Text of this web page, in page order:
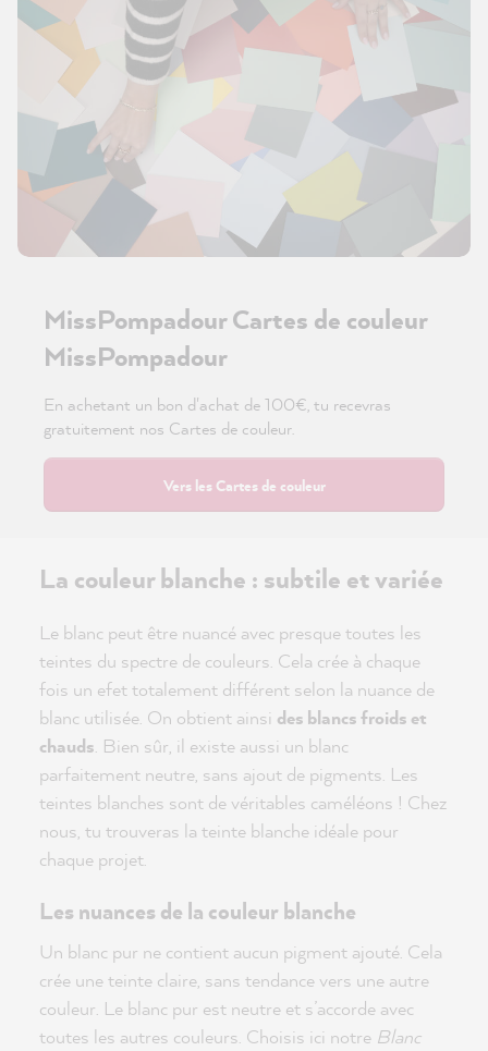
MissPompadour Cartes de couleur
MissPompadour
En achetant un bon d'achat de 100€, tu recevras
gratuitement nos Cartes de couleur.
Vers les Cartes de couleur
La couleur blanche : subtile et variée
Le blanc peut être nuancé avec presque toutes les
teintes du spectre de couleurs. Cela crée à chaque
fois un efet totalement différent selon la nuance de
blanc utilisée. On obtient ainsi des blancs froids et
chauds. Bien sûr, il existe aussi un blanc
parfaitement neutre, sans ajout de pigments. Les
teintes blanches sont de véritables caméléons ! Chez
nous, tu trouveras la teinte blanche idéale pour
chaque projet.
Les nuances de la couleur blanche
Un blanc pur ne contient aucun pigment ajouté. Cela
crée une teinte claire, sans tendance vers une autre
couleur. Le blanc pur est neutre et s’accorde avec
toutes les autres couleurs. Choisis ici notre Blanc